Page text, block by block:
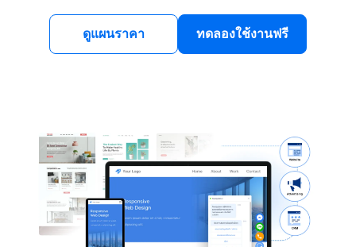
ดูแผนราคา ทดลองใช้งานฟรี